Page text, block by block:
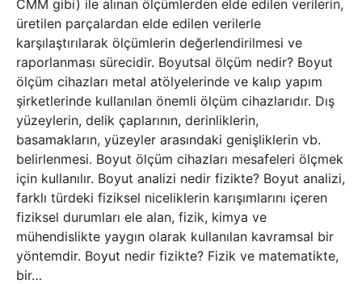
CMM gibi) ile alınan ölçümlerden elde edilen verilerin,
üretilen parçalardan elde edilen verilerle
karşılaştırılarak ölçümlerin değerlendirilmesi ve
raporlanması sürecidir. Boyutsal ölçüm nedir? Boyut
ölçüm cihazları metal atölyelerinde ve kalıp yapım
şirketlerinde kullanılan önemli ölçüm cihazlarıdır. Dış
yüzeylerin, delik çaplarının, derinliklerin,
basamakların, yüzeyler arasındaki genişliklerin vb.
belirlenmesi. Boyut ölçüm cihazları mesafeleri ölçmek
için kullanılır. Boyut analizi nedir fizikte? Boyut analizi,
farklı türdeki fiziksel niceliklerin karışımlarını içeren
fiziksel durumları ele alan, fizik, kimya ve
mühendislikte yaygın olarak kullanılan kavramsal bir
yöntemdir. Boyut nedir fizikte? Fizik ve matematikte,
bir…